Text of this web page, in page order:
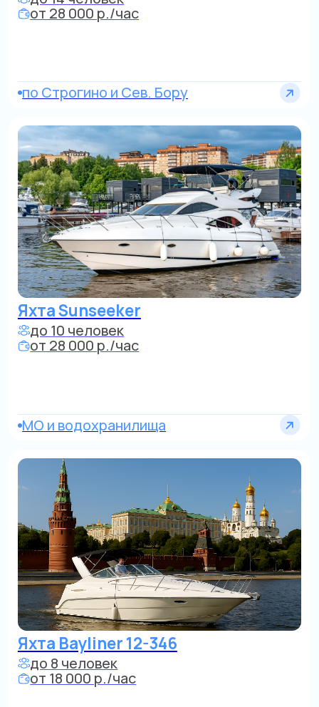
Яхта Rinker
до 7 человек
от 18 000 р./час
От Золотого острова, строгий центр
Яхта Bayliner 12-346
до 8 человек
от 18 000 р./час
от Золотого острова строгий центр